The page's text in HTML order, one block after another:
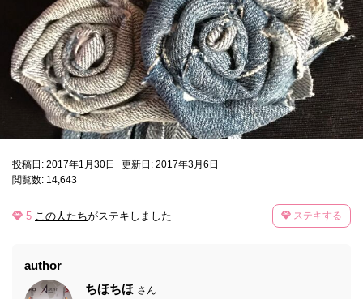
投稿日: 2017年1月30日
更新日: 2017年3月6日
閲覧数: 14,643
5 この人たちがステキしました ステキする
author
ちほちほ さん